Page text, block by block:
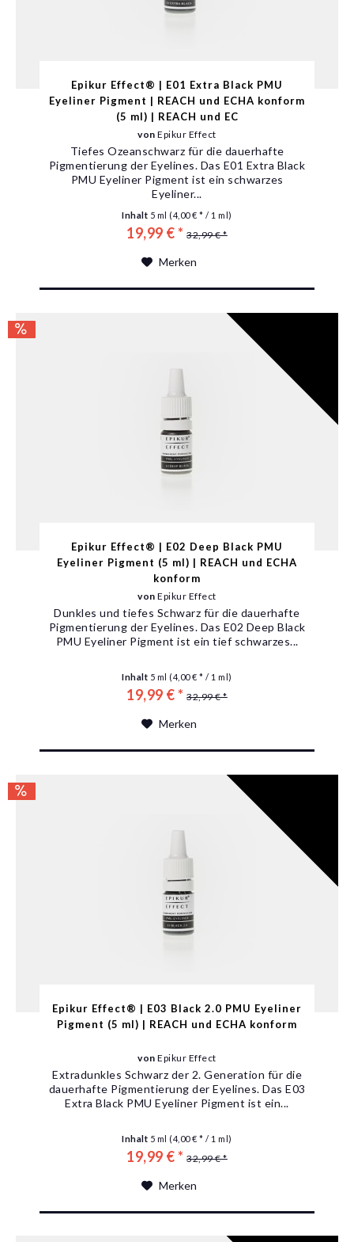
Epikur Effect® | E01 Extra Black PMU
Eyeliner Pigment | REACH und ECHA konform
(5 ml) | REACH und EC
vonEpikur Effect
Tiefes Ozeanschwarz für die dauerhafte
Pigmentierung der Eyelines. Das E01 Extra Black
PMU Eyeliner Pigment ist ein schwarzes
Eyeliner...
Inhalt 5 ml (4,00 € * / 1 ml)
19,99 € * 32,99 € *
Merken
Epikur Effect® | E02 Deep Black PMU
Eyeliner Pigment (5 ml) | REACH und ECHA
konform
vonEpikur Effect
Dunkles und tiefes Schwarz für die dauerhafte
Pigmentierung der Eyelines. Das E02 Deep Black
PMU Eyeliner Pigment ist ein tief schwarzes...
Inhalt 5 ml (4,00 € * / 1 ml)
19,99 € * 32,99 € *
Merken
Epikur Effect® | E03 Black 2.0 PMU Eyeliner
Pigment (5 ml) | REACH und ECHA konform
vonEpikur Effect
Extradunkles Schwarz der 2. Generation für die
dauerhafte Pigmentierung der Eyelines. Das E03
Extra Black PMU Eyeliner Pigment ist ein...
Inhalt 5 ml (4,00 € * / 1 ml)
19,99 € * 32,99 € *
Merken